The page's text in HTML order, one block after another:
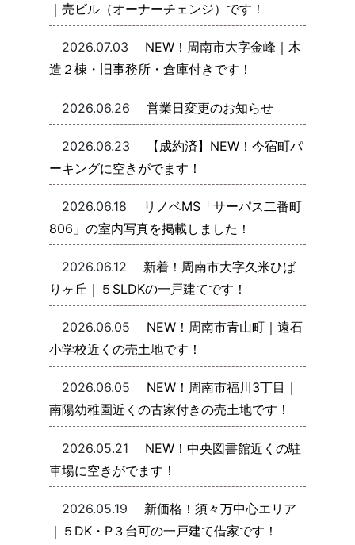
｜売ビル（オーナーチェンジ）です！
2026.07.03
NEW！周南市大字金峰｜木
造２棟・旧事務所・倉庫付きです！
2026.06.26 営業日変更のお知らせ
2026.06.23
【成約済】NEW！今宿町パ
ーキングに空きがでます！
2026.06.18
リノベMS「サーパス二番町
806」の室内写真を掲載しました！
2026.06.12
新着！周南市大字久米ひば
りヶ丘｜５SLDKの一戸建てです！
2026.06.05
NEW！周南市青山町｜遠石
小学校近くの売土地です！
2026.06.05
NEW！周南市福川3丁目｜
南陽幼稚園近くの古家付きの売土地です！
2026.05.21
NEW！中央図書館近くの駐
車場に空きがでます！
2026.05.19
新価格！須々万中心エリア
｜５DK・P３台可の一戸建て借家です！